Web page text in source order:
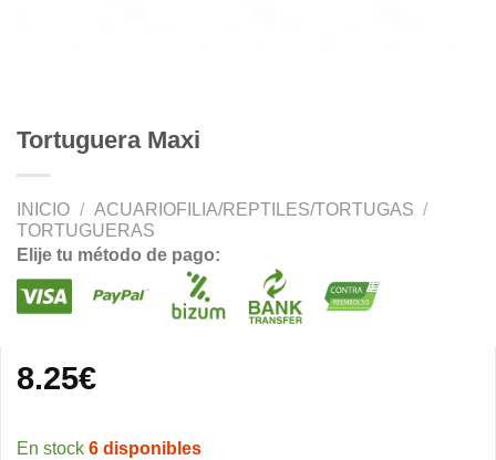
Tortuguera Maxi
INICIO / ACUARIOFILIA/REPTILES/TORTUGAS /
TORTUGUERAS
Elije tu método de pago:
8.25€
6 disponibles